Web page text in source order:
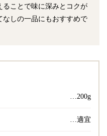
ることで味に深みとコクが
なしの一品にもおすすめで
…200g
…適宜